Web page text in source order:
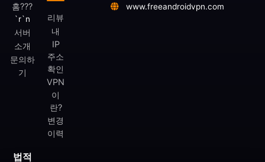
홈???
`r`n
서버
소개
문의하
기
리뷰
내
IP
주소
확인
VPN
이
란?
변경
이력
법적
www.freeandroidvpn.com